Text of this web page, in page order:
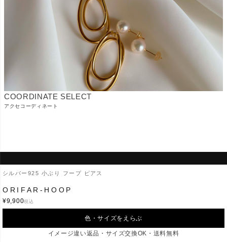
シルバー925 小ぶり フープ ピアス
ORIFAR-HOOP
¥9,900税込
色・サイズをえらぶ
イメージ違い返品・サイズ交換OK・送料無料
COORDINATE SELECT
アクセコーディネート
Ops.
会社概要 お問合せ